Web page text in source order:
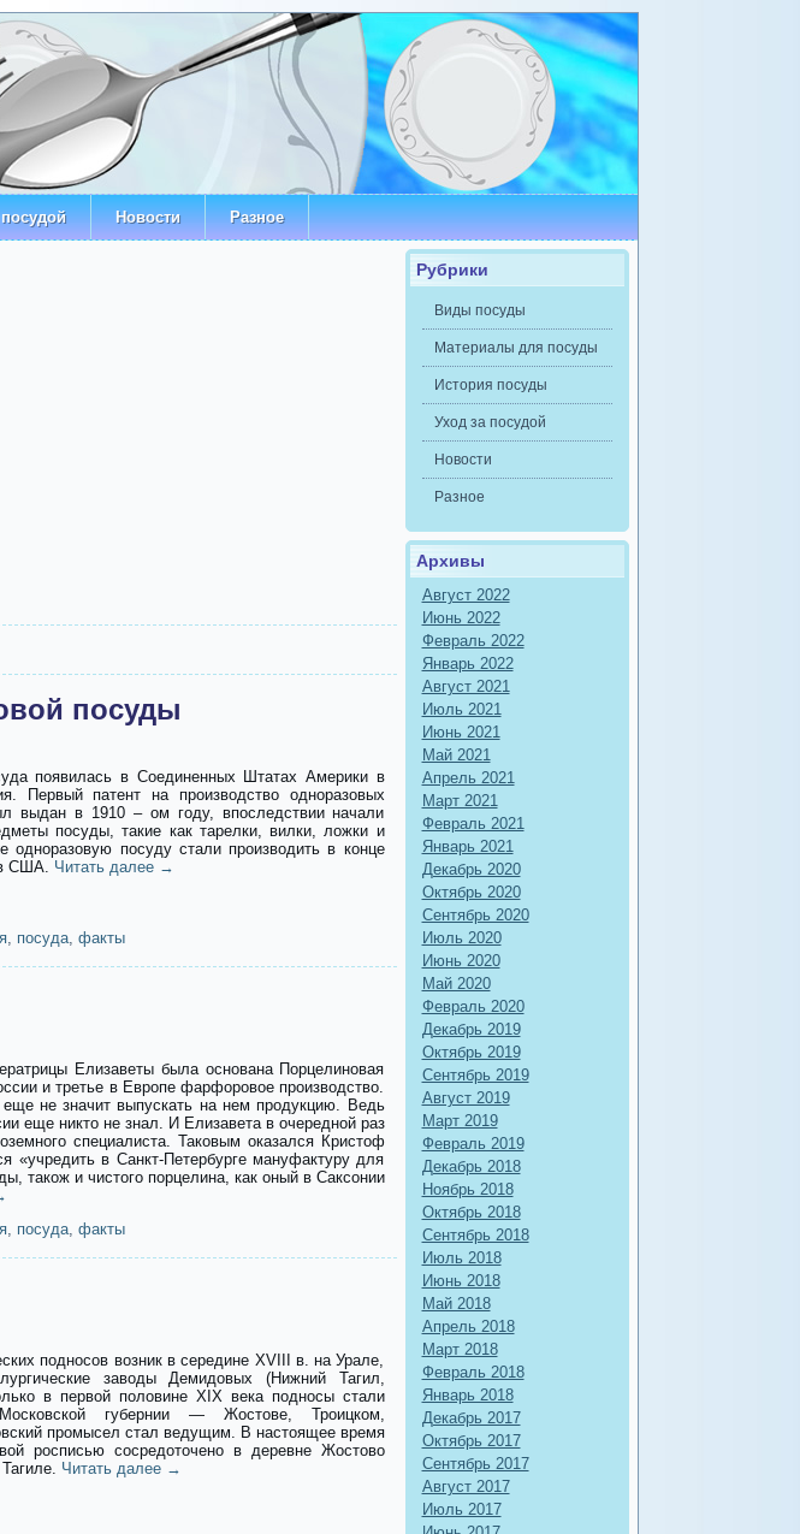
Новости Разное
посуды
появилась в Соединенных Штатах Америки в
Первый патент на производство одноразовых
выдан в 1910 – ом году, впоследствии начали
посуды, такие как тарелки, вилки, ложки и
одноразовую посуду стали производить в конце
США. Читать далее →
, посуда, факты
Елизаветы была основана Порцелиновая
и третье в Европе фарфоровое производство.
еще не значит выпускать на нем продукцию. Ведь
еще никто не знал. И Елизавета в очередной раз
специалиста. Таковым оказался Кристоф
«учредить в Санкт-Петербурге мануфактуру для
також и чистого порцелина, как оный в Саксонии
, посуда, факты
подносов возник в середине XVIII в. на Урале,
заводы Демидовых (Нижний Тагил,
в первой половине XIX века подносы стали
губернии — Жостове, Троицком,
промысел стал ведущим. В настоящее время
росписью сосредоточено в деревне Жостово
Читать далее →
Рубрики
Виды посуды
Материалы для посуды
История посуды
Уход за посудой
Новости
Разное
Архивы
Август 2022
Июнь 2022
Февраль 2022
Январь 2022
Август 2021
Июль 2021
Июнь 2021
Май 2021
Апрель 2021
Март 2021
Февраль 2021
Январь 2021
Декабрь 2020
Октябрь 2020
Сентябрь 2020
Июль 2020
Июнь 2020
Май 2020
Февраль 2020
Декабрь 2019
Октябрь 2019
Сентябрь 2019
Август 2019
Март 2019
Февраль 2019
Декабрь 2018
Ноябрь 2018
Октябрь 2018
Сентябрь 2018
Июль 2018
Июнь 2018
Май 2018
Апрель 2018
Март 2018
Февраль 2018
Январь 2018
Декабрь 2017
Октябрь 2017
Сентябрь 2017
Август 2017
Июль 2017